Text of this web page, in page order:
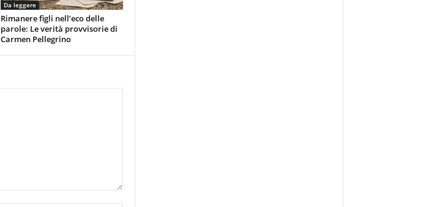
Da leggere
Rimanere figli nell’eco delle
parole: Le verità provvisorie di
Carmen Pellegrino